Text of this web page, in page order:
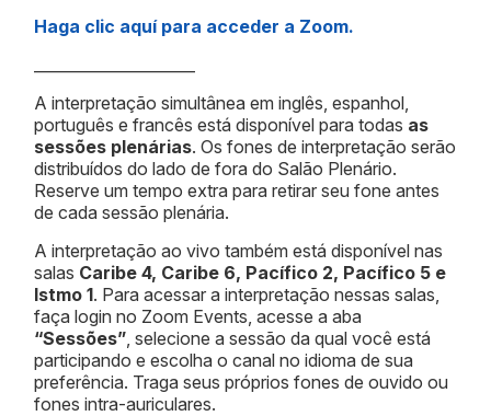
Haga clic aquí para acceder a Zoom.
A interpretação simultânea em inglês, espanhol,
português e francês está disponível para todas as
sessões plenárias. Os fones de interpretação serão
distribuídos do lado de fora do Salão Plenário.
Reserve um tempo extra para retirar seu fone antes
de cada sessão plenária.
A interpretação ao vivo também está disponível nas
salas Caribe 4, Caribe 6, Pacífico 2, Pacífico 5 e
Istmo 1. Para acessar a interpretação nessas salas,
faça login no Zoom Events, acesse a aba
“Sessões” , selecione a sessão da qual você está
participando e escolha o canal no idioma de sua
preferência. Traga seus próprios fones de ouvido ou
fones intra-auriculares.